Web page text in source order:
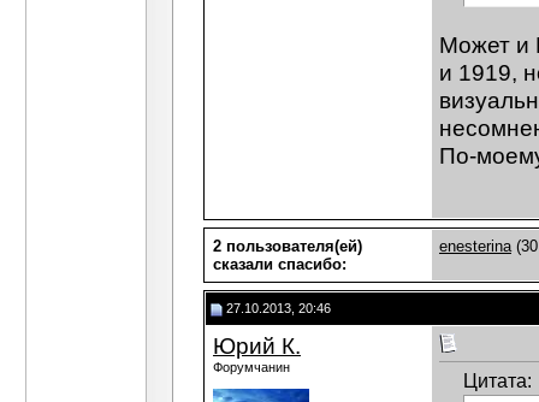
Может и
и 1919,
По-
2 пользователя(ей)
сказали cпасибо:
enesterina
27.10.2013, 20:46
Юрий К.
Форумчанин
Цитата: